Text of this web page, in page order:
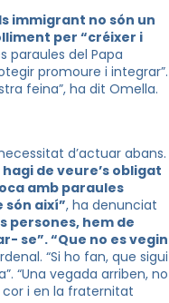
immigrant no són un
per “créixer i
paraules del Papa
promoure i integrar”.
feina”, ha dit Omella.
d’actuar abans.
de veure’s obligat
amb paraules
són així”, ha denunciat
persones, hem de
se”. “Que no es vegin
“Si ho fan, que sigui
“Una vegada arriben, no
i en la fraternitat